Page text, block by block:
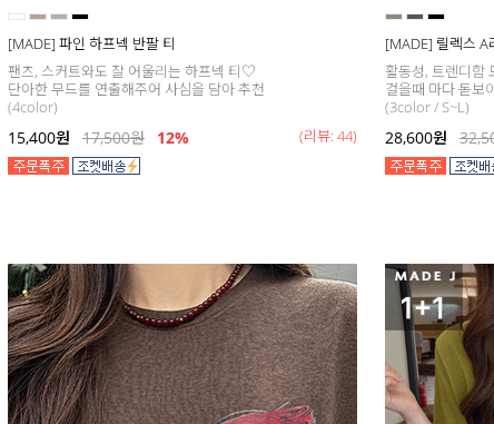
[MADE] 파인 하프넥 반팔 티
팬츠, 스커트와도 잘 어울리는 하프넥 티♡
단아한 무드를 연출해주어 사심을 담아 추천
(4color)
15,400원 17,500원 12% (리뷰: 44)
[MADE] 릴렉스 A
활동성, 트렌디함
걸을때 마다 돋보
(3color / S~L)
28,600원